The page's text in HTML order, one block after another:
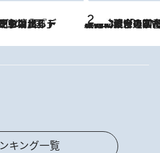
2026.8.3
慶應幼稚舎の図書室からテレビの世界に飛び込んだ阿川佐和子（72）
キング一覧